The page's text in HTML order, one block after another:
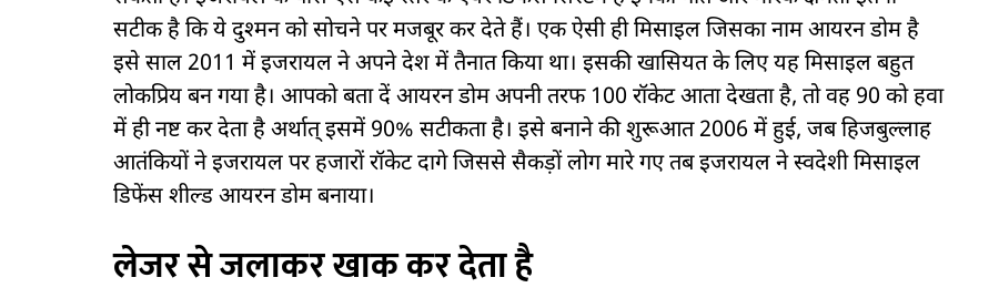
सटीक है कि ये दुश्मन को सोचने पर मजबूर कर देते हैं। एक ऐसी ही मिसाइल जिसका नाम आयरन डोम है
इसे साल 2011 में इजरायल ने अपने देश में तैनात किया था। इसकी खासियत के लिए यह मिसाइल बहुत
लोकप्रिय बन गया है। आपको बता दें आयरन डोम अपनी तरफ 100 रॉकेट आता देखता है, तो वह 90 को हवा
में ही नष्ट कर देता है अर्थात् इसमें 90% सटीकता है। इसे बनाने की शुरूआत 2006 में हुई, जब हिजबुल्लाह
आतंकियों ने इजरायल पर हजारों रॉकेट दागे जिससे सैकड़ों लोग मारे गए तब इजरायल ने स्वदेशी मिसाइल
डिफेंस शील्ड आयरन डोम बनाया।
लेजर से जलाकर खाक कर देता है